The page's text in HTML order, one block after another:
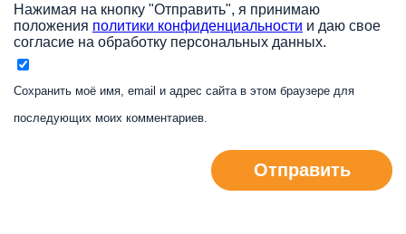
Нажимая на кнопку "Отправить", я принимаю
положения политики конфиденциальности и даю свое
согласие на обработку персональных данных.
Сохранить моё имя, email и адрес сайта в этом браузере для
последующих моих комментариев.
Отправить